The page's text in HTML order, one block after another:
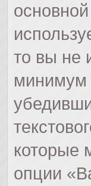
то вы не
минимум
которые
опции